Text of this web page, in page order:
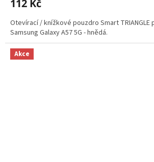
112 Kč
Otevírací / knížkové pouzdro Smart
Samsung Galaxy A57 5G - hnědá.
Akce